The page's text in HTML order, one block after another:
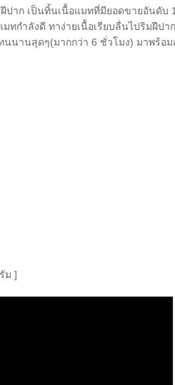
ปาก เป็นทิ้นเนื้อแมทที่มียอดขายอันดั
กำลังดี ทาง่ายเนื้อเรียบลื่นไปริมฝีปา
นานสุดๆ(มากกว่า 6 ชั่วโมง) มาพร้อ
ม ]